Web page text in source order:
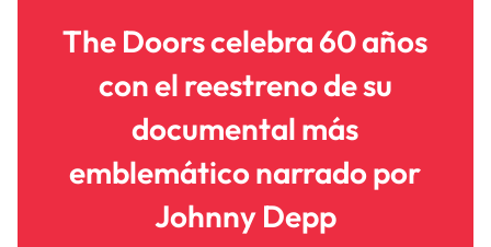
The Doors celebra 60 años
con el reestreno de su
documental más
emblemático narrado por
Johnny Depp